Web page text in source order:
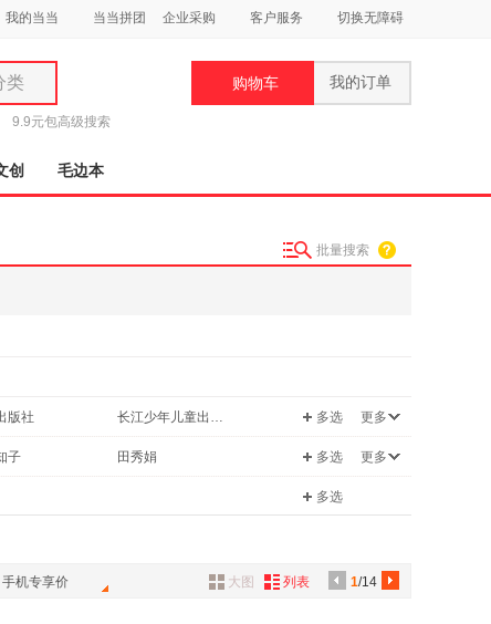
我的当当 当当拼团 企业采购 客户服务 切换无障碍
类
9.9元包高级搜索
购物车 我的订单
创 毛边本
批量搜索
版社
长江少年儿童出版社
合出版公司
东方出版社
多选 更多
子
田秀娟
多选 更多
多选
手机专享价 1/14
大图 列表